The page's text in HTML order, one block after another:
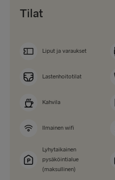
Tilat
Liput ja varaukset
Lastenhoitotilat
Kahvila
Ilmainen wifi
Lyhytaikainen
pysäköintialue
(maksullinen)